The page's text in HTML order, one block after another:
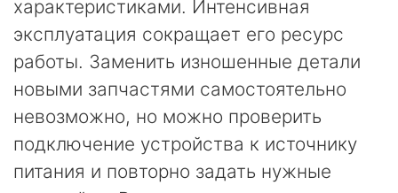
характеристиками. Интенсивная
эксплуатация сокращает его ресурс
работы. Заменить изношенные детали
новыми запчастями самостоятельно
невозможно, но можно проверить
подключение устройства к источнику
питания и повторно задать нужные